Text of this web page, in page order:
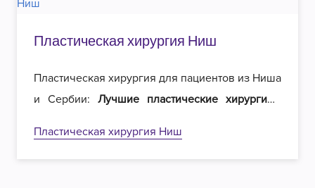
Пластическая хирургия Ниш
Пластическая хирургия для пациентов из Ниша
и Сербии: Лучшие пластические хирургив
Добро пожаловать в Роял эстетическую
хирургию в Белграде!
Пластическая хирургия Ниш